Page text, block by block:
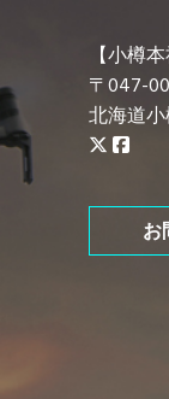
【小樽本
〒047-
北海道
お